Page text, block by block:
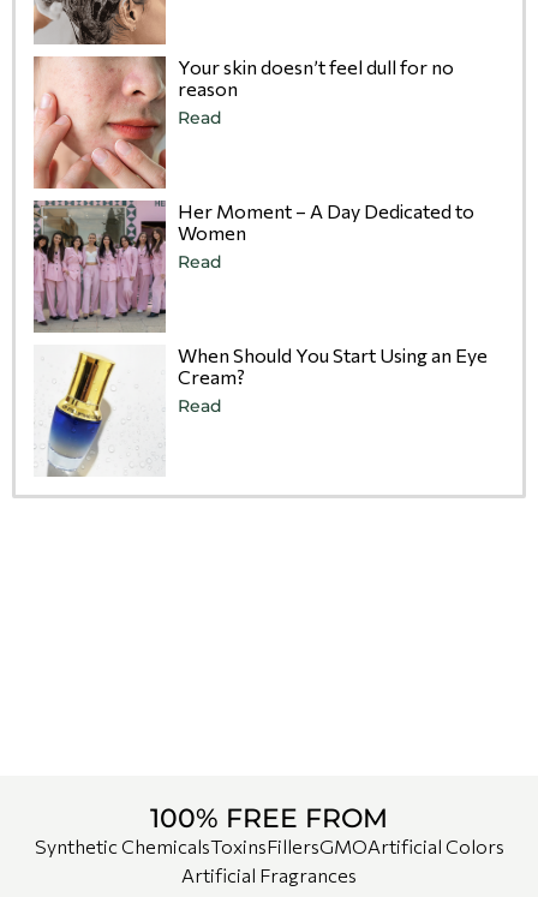
Your skin doesn’t feel dull for no
reason
Read
Her Moment – A Day Dedicated to
Women
Read
When Should You Start Using an Eye
Cream?
Read
100% FREE FROM
Synthetic ChemicalsToxinsFillersGMOArtificial Colors
Artificial Fragrances